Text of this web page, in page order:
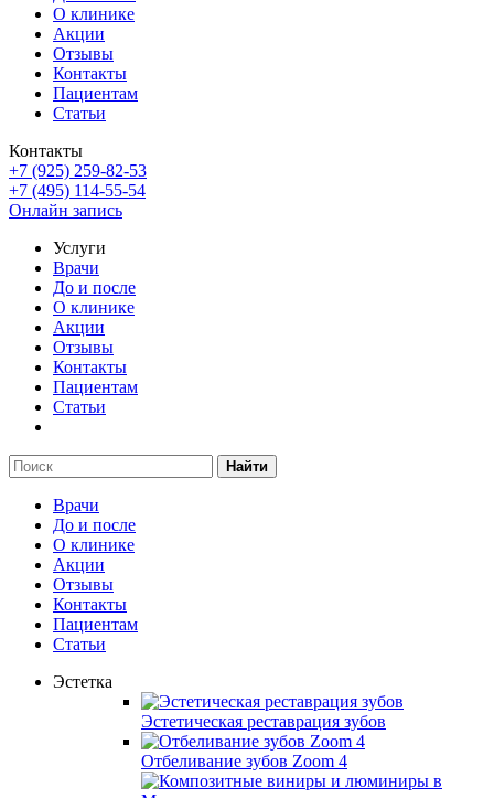
О клинике
Акции
Отзывы
Контакты
Пациентам
Статьи
Контакты
+7 (925) 259-82-53
+7 (495) 114-55-54
Онлайн запись
Услуги
Врачи
До и после
О клинике
Акции
Отзывы
Контакты
Пациентам
Статьи
Найти
Врачи
До и после
О клинике
Акции
Отзывы
Контакты
Пациентам
Статьи
Эстетка
Эстетическая реставрация зубов
Отбеливание зубов Zoom 4